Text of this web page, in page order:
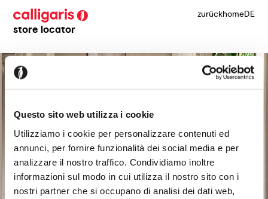
Questo sito web utilizza i cookie
Utilizziamo i cookie per personalizzare contenuti ed
annunci, per fornire funzionalità dei social media e per
analizzare il nostro traffico. Condividiamo inoltre
informazioni sul modo in cui utilizza il nostro sito con i
nostri partner che si occupano di analisi dei dati web,
store locator
zurückhomeDE